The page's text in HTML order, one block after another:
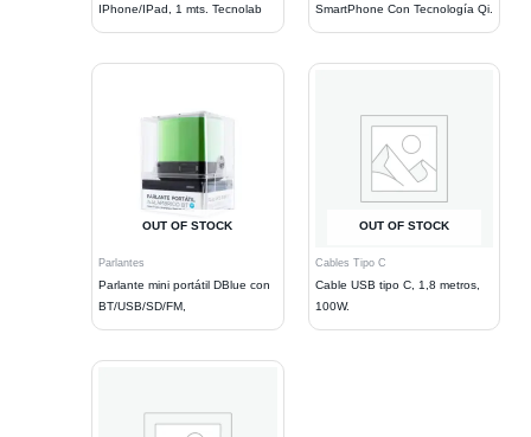
IPhone/IPad, 1 mts. Tecnolab
SmartPhone Con Tecnología Qi.
OUT OF STOCK
Parlantes
Parlante mini portátil DBlue con
BT/USB/SD/FM,
OUT OF STOCK
Cables Tipo C
Cable USB tipo C, 1,8 metros,
100W.